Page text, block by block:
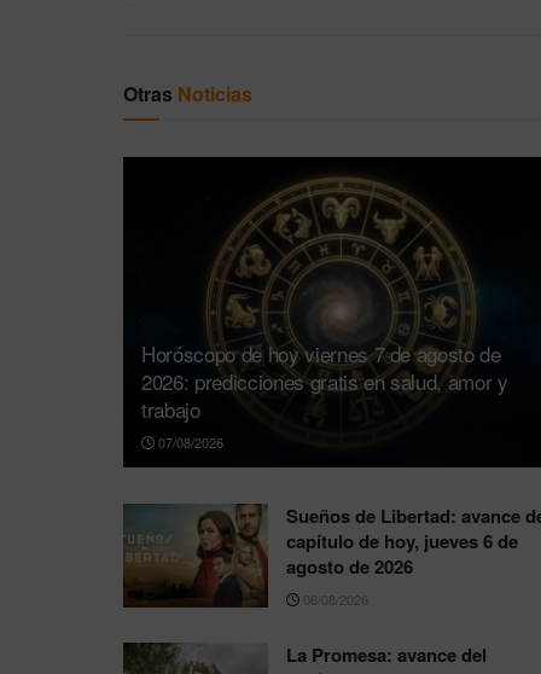
Otras Noticias
Horóscopo de hoy viernes 7 de agosto de
2026: predicciones gratis en salud, amor y
trabajo
07/08/2026
Sueños de Libertad: avance
capítulo de hoy, jueves 6 de
agosto de 2026
06/08/2026
La Promesa: avance del